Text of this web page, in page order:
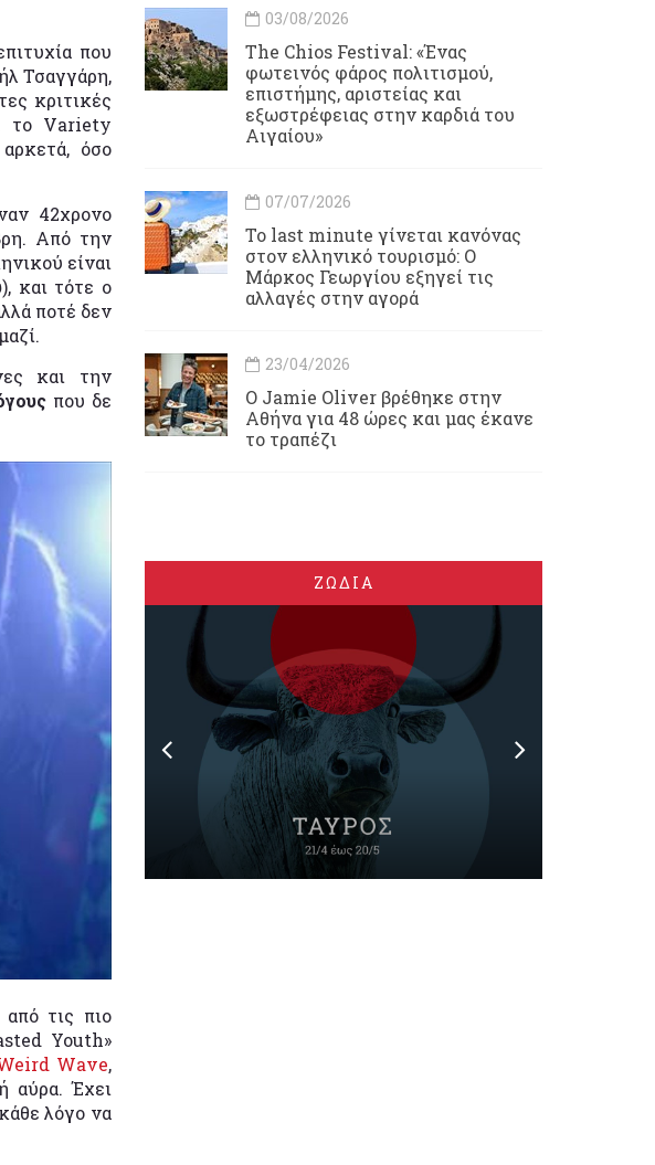
που
Τσαγγάρη,
κριτικές
το Variety
όσο
42χρονο
Από την
είναι
), και τότε ο
ποτέ δεν
και την
που δε
τις πιο
Youth»
Wave,
αύρα. Έχει
λόγο να
03/08/2026
Τhe Chios Festival: «Ένας
φωτεινός φάρος πολιτισμού,
επιστήμης, αριστείας και
εξωστρέφειας στην καρδιά του
Αιγαίου»
07/07/2026
Το last minute γίνεται κανόνας
στον ελληνικό τουρισμό: Ο
Μάρκος Γεωργίου εξηγεί τις
αλλαγές στην αγορά
23/04/2026
Ο Jamie Oliver βρέθηκε στην
Αθήνα για 48 ώρες και μας έκανε
το τραπέζι
ΖΩΔΙΑ